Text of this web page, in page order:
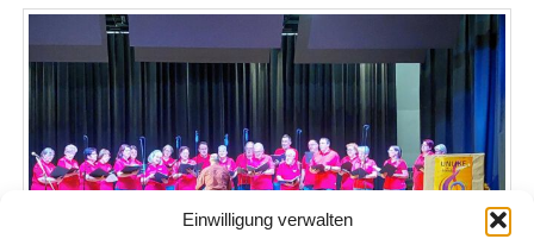
Einwilligung verwalten